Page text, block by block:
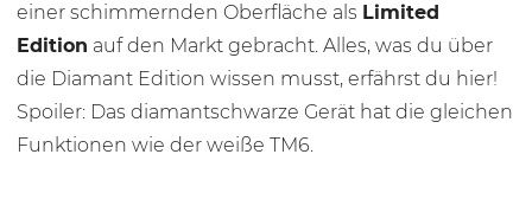
einer schimmernden Oberfläche als Limited
Edition auf den Markt gebracht. Alles, was du über
die Diamant Edition wissen musst, erfährst du hier!
Spoiler: Das diamantschwarze Gerät hat die gleichen
Funktionen wie der weiße TM6.